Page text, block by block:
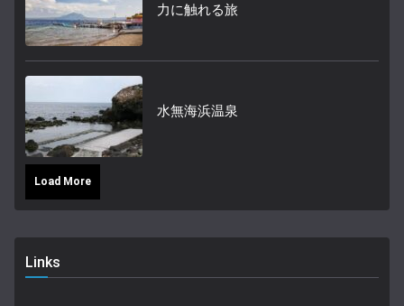
力に触れる旅
水無海浜温泉
Load More
Links